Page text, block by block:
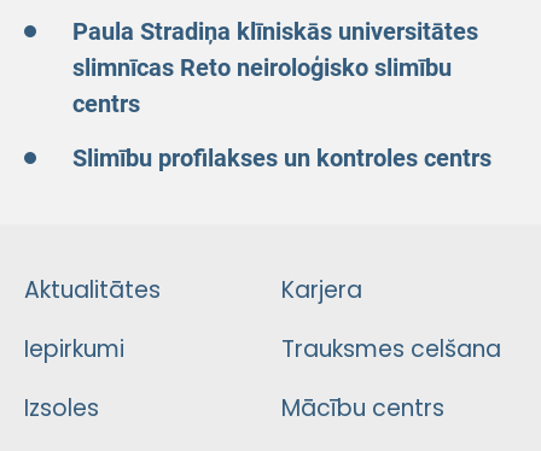
Paula Stradiņa klīniskās universitātes
slimnīcas Reto neiroloģisko slimību
centrs
Slimību profilakses un kontroles centrs
Aktualitātes
Iepirkumi
Izsoles
Karjera
Trauksmes celšana
Mācību centrs